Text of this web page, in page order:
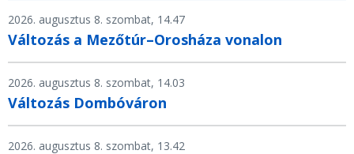
2026. augusztus 8. szombat, 14.47
Változás a Mezőtúr–Orosháza vonalon
2026. augusztus 8. szombat, 14.03
Változás Dombóváron
2026. augusztus 8. szombat, 13.42